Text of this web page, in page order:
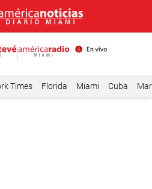
Times Florida Miami Cuba